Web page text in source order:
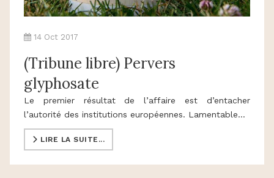
14 Oct 2017
(Tribune libre) Pervers
glyphosate
Le premier résultat de l’affaire est d’entacher
l’autorité des institutions européennes. Lamentable…
LIRE LA SUITE...